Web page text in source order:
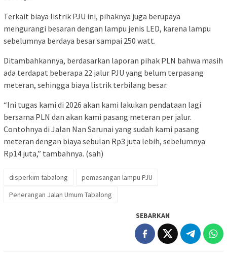
Terkait biaya listrik PJU ini, pihaknya juga berupaya
mengurangi besaran dengan lampu jenis LED, karena lampu
sebelumnya berdaya besar sampai 250 watt.
Ditambahkannya, berdasarkan laporan pihak PLN bahwa masih
ada terdapat beberapa 22 jalur PJU yang belum terpasang
meteran, sehingga biaya listrik terbilang besar.
“Ini tugas kami di 2026 akan kami lakukan pendataan lagi
bersama PLN dan akan kami pasang meteran per jalur.
Contohnya di Jalan Nan Sarunai yang sudah kami pasang
meteran dengan biaya sebulan Rp3 juta lebih, sebelumnya
Rp14 juta,” tambahnya. (sah)
disperkim tabalong
pemasangan lampu PJU
Penerangan Jalan Umum Tabalong
SEBARKAN